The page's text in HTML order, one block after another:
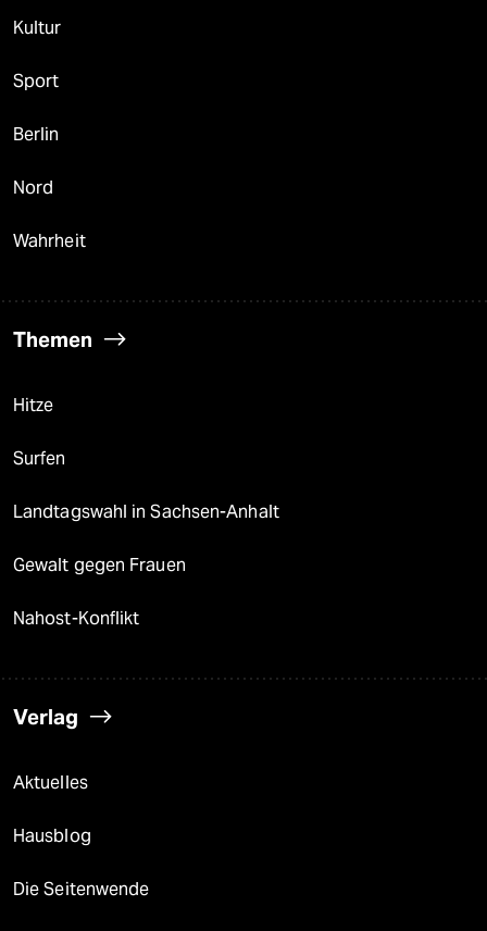
Kultur
Sport
Berlin
Nord
Wahrheit
Themen
Hitze
Surfen
Landtagswahl in Sachsen-Anhalt
Gewalt gegen Frauen
Nahost-Konflikt
Verlag
Aktuelles
Hausblog
Die Seitenwende